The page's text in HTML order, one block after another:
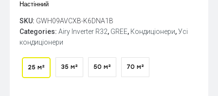
Настінний
SKU: GWH09AVCXB-K6DNA1B
Categories: Airy Inverter R32, GREE, Кондиціонери,Усі
кондиціонери
25 м² 35 м² 50 м² 70 м²